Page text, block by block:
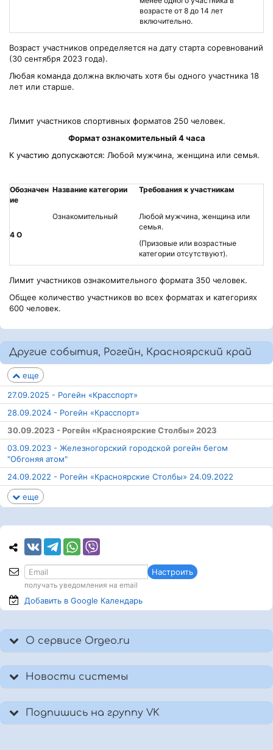
возрасте от 8 до 14 лет
включительно.
Возраст участников определяется на дату старта соревнований
(30 сентября 2023 года).
Любая команда должна включать хотя бы одного участника 18
лет или старше.
Лимит участников спортивных форматов 250 человек.
Формат ознакомительный 4 часа
К участию допускаются: Любой мужчина, женщина или семья.
Обозначен
ие
Название категории Требования к участникам
4 О
Ознакомительный
Любой мужчина, женщина или
семья.
(Призовые или возрастные
категории отсутствуют).
Лимит участников ознакомительного формата 350 человек.
Общее количество участников во всех форматах и категориях
600 человек.
Другие события, Рогейн, Красноярский край
еще
27.09.2025 - Рогейн «Красспорт»
28.09.2024 - Рогейн «Красспорт»
30.09.2023 - Рогейн «Красноярские Столбы» 2023
03.09.2023 - Железногорский городской рогейн бегом
"Обгоняя атом"
24.09.2022 - Рогейн «Красноярские Столбы» 24.09.2022
еще
Настроить
получать уведомления на email
Добавить в Google Календарь
О сервисе Orgeo.ru
Новости системы
Подпишись на группу VK